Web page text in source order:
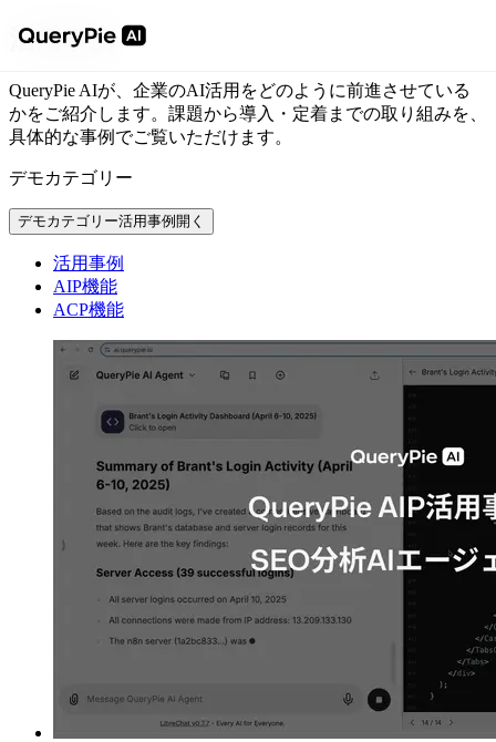
活用事例
QueryPie AIが、企業のAI活用をどのように前進させている
かをご紹介します。 課題から導入・定着までの取り組みを、
具体的な事例でご覧いただけます。
デモカテゴリー
デモカテゴリー活用事例 開く
活用事例
AIP機能
ACP機能